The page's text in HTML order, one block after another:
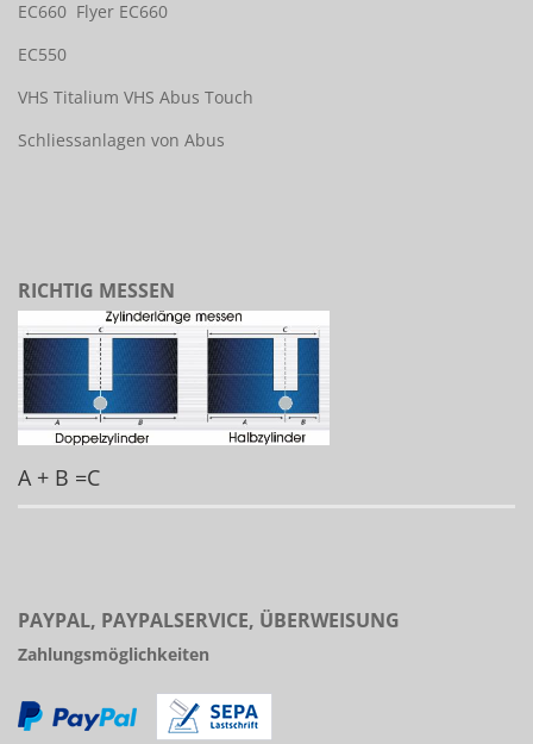
EC660 Flyer EC660
EC550
VHS Titalium VHS Abus Touch
Schliessanlagen von Abus
RICHTIG MESSEN
A + B =C
PAYPAL, PAYPALSERVICE, ÜBERWEISUNG
Zahlungsmöglichkeiten